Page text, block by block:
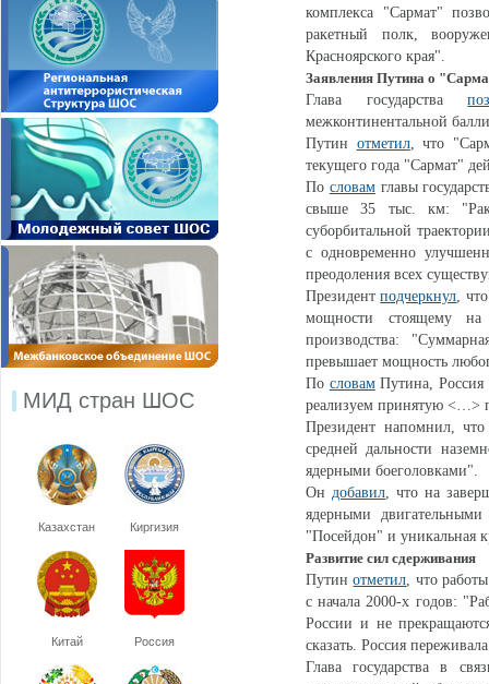
МИД стран ШОС
Казахстан Киргизия
Китай Россия
комплекса "Сармат"
ракетный полк,
Красноярского края".
Заявления Путина о
Глава государства
межконтинентальной
Путин отметил, что
текущего года "Сармат"
По словамглавы
свыше 35 тыс. км:
суборбитальной
с одновременно
преодоления всех
Президентподчеркнул,
мощности стоящему на
производства:
превышает мощность
По словамПутина, Россия
реализуем принятую <…>
Президент напомнил,
средней дальности
ядерными боеголовками".
Он добавил, что на
ядерными
"Посейдон" и уникальная
Развитие сил сдерживания
Путинотметил, что
с начала 2000-х годов:
России и не
сказать. Россия
Глава государства в